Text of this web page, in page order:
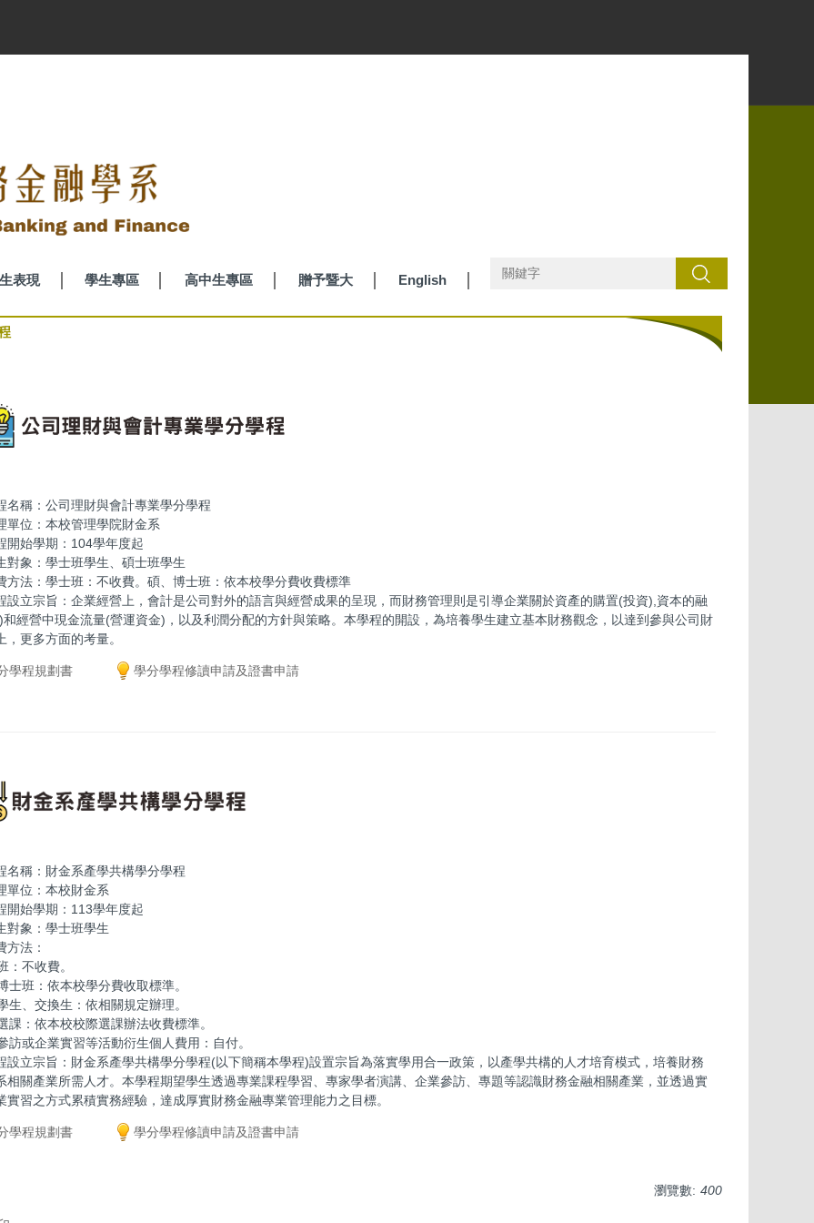
表現 學生專區 高中生專區 贈予暨大 English 搜尋
名稱：公司理財與會計專業學分學程
單位：本校管理學院財金系
開始學期：104學年度起
對象：學士班學生、碩士班學生
方法：學士班：不收費。碩、博士班：依本校學分費收費標準
設立宗旨：企業經營上，會計是公司對外的語言與經營成果的呈現，而財務管理則是引導企業關於資產的購置(投資),資本的融
經營中現金流量(營運資金)，以及利潤分配的方針與策略。本學程的開設，為培養學生建立基本財務觀念，以達到參與公司財
，更多方面的考量。
學程規劃書 學分學程修讀申請及證書申請
名稱：財金系產學共構學分學程
單位：本校財金系
開始學期：113學年度起
對象：學士班學生
方法：
：不收費。
士班：依本校學分費收取標準。
生、交換生：依相關規定辦理。
課：依本校校際選課辦法收費標準。
訪或企業實習等活動衍生個人費用：自付。
設立宗旨：財金系產學共構學分學程(以下簡稱本學程)設置宗旨為落實學用合一政策，以產學共構的人才培育模式，培養財務
相關產業所需人才。本學程期望學生透過專業課程學習、專家學者演講、企業參訪、專題等認識財務金融相關產業，並透過實
實習之方式累積實務經驗，達成厚實財務金融專業管理能力之目標。
學程規劃書 學分學程修讀申請及證書申請
瀏覽數: 400